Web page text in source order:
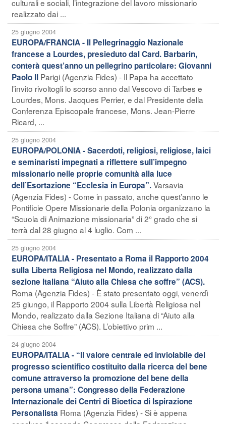
culturali e sociali, l’integrazione del lavoro missionario
realizzato dai ...
25 giugno 2004
EUROPA/FRANCIA - Il Pellegrinaggio Nazionale
francese a Lourdes, presieduto dal Card. Barbarin,
conterà quest’anno un pellegrino particolare: Giovanni
Paolo II Parigi (Agenzia Fides) - Il Papa ha accettato
l’invito rivoltogli lo scorso anno dal Vescovo di Tarbes e
Lourdes, Mons. Jacques Perrier, e dal Presidente della
Conferenza Episcopale francese, Mons. Jean-Pierre
Ricard, ...
25 giugno 2004
EUROPA/POLONIA - Sacerdoti, religiosi, religiose, laici
e seminaristi impegnati a riflettere sull’impegno
missionario nelle proprie comunità alla luce
dell’Esortazione “Ecclesia in Europa”.Varsavia
(Agenzia Fides) - Come in passato, anche quest’anno le
Pontificie Opere Missionarie della Polonia organizzano la
“Scuola di Animazione missionaria” di 2° grado che si
terrà dal 28 giugno al 4 luglio. Com ...
25 giugno 2004
EUROPA/ITALIA - Presentato a Roma il Rapporto 2004
sulla Liberta Religiosa nel Mondo, realizzato dalla
sezione Italiana “Aiuto alla Chiesa che soffre” (ACS).
Roma (Agenzia Fides) - È stato presentato oggi, venerdì
25 giungo, il Rapporto 2004 sulla Libertà Religiosa nel
Mondo, realizzato dalla Sezione Italiana di “Aiuto alla
Chiesa che Soffre” (ACS). L’obiettivo prim ...
24 giugno 2004
EUROPA/ITALIA - “Il valore centrale ed inviolabile del
progresso scientifico costituito dalla ricerca del bene
comune attraverso la promozione del bene della
persona umana”: Congresso della Federazione
Internazionale dei Centri di Bioetica di Ispirazione
Personalista Roma (Agenzia Fides) - Si è appena